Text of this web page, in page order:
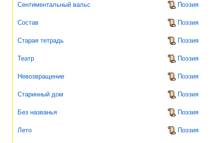
Сентиментальный вальс Поэзия
Состав Поэзия
Старая тетрадь Поэзия
Театр Поэзия
Невозвращение Поэзия
Старинный дом Поэзия
Без названья Поэзия
Лето Поэзия